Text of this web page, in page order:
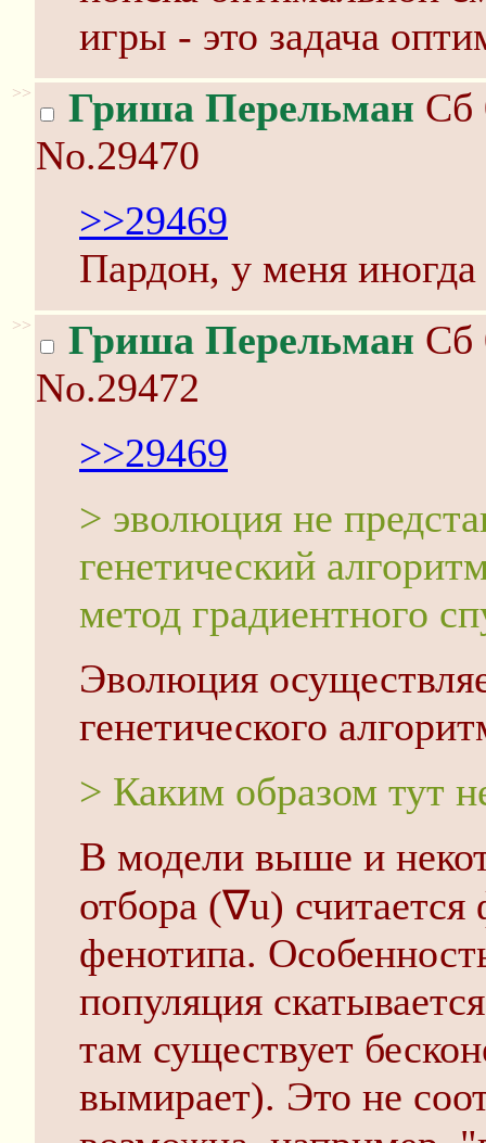
игры - это задача
>> Гриша Перельман Сб
No.29470
>>29469
Пардон, у меня иногда
>> Гриша Перельман Сб
No.29472
>>29469
> эволюция не
генетический
метод градиентного
Эволюция
генетического
> Каким образом тут
В модели выше и
отбора (∇u) считается
фенотипа.
популяция
там существует
вымирает). Это не